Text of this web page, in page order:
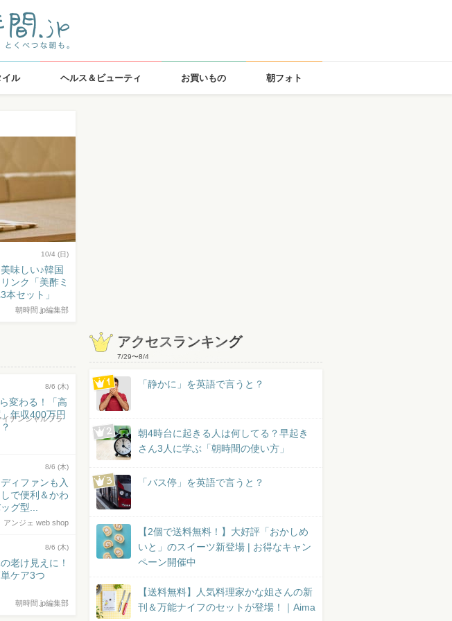
イル ヘルス＆ビューティ お買いもの 朝フォト
10/4 (日)
味しい♪韓国
ンク「美酢ミ
本セット」
朝時間.jp編集部
8/6 (木)
変わる！「高
年収400万円
ナンシャルプラ
8/6 (木)
ィファンも入
で便利＆かわ
グ型...
アンジェ web shop
8/6 (木)
老け見えに！
ケア3つ
朝時間.jp編集部
アクセスランキング
7/29〜8/4
「静かに」を英語で言うと？
朝4時台に起きる人は何してる？早起き
さん3人に学ぶ「朝時間の使い方」
「バス停」を英語で言うと？
【2個で送料無料！】大好評「おかしめ
いと」のスイーツ新登場 | お得なキャン
ペーン開催中
【送料無料】人気料理家かな姐さんの新
刊＆万能ナイフのセットが登場！｜Aima